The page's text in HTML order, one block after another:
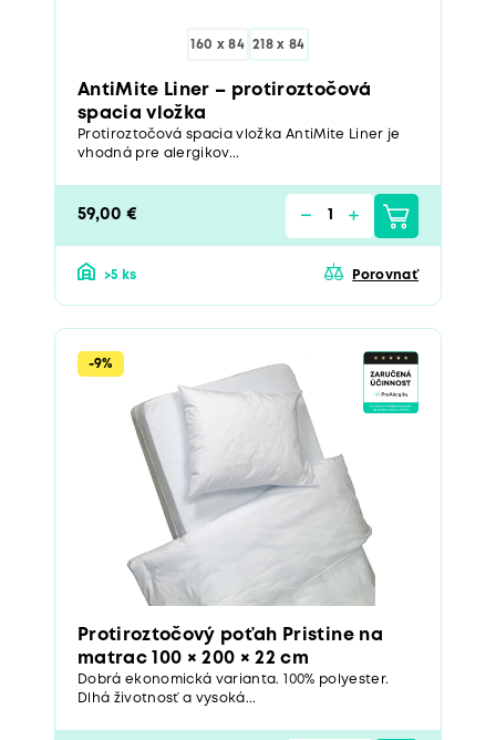
160 x 84 218 x 84
AntiMite Liner – protiroztočová
spacia vložka
Protiroztočová spacia vložka AntiMite Liner je
vhodná pre alergikov...
59,00 €
>5 ks Porovnať
-9%
Protiroztočový poťah Pristine na
matrac 100 × 200 × 22 cm
Dobrá ekonomická varianta. 100% polyester.
Dlhá životnosť a vysoká...